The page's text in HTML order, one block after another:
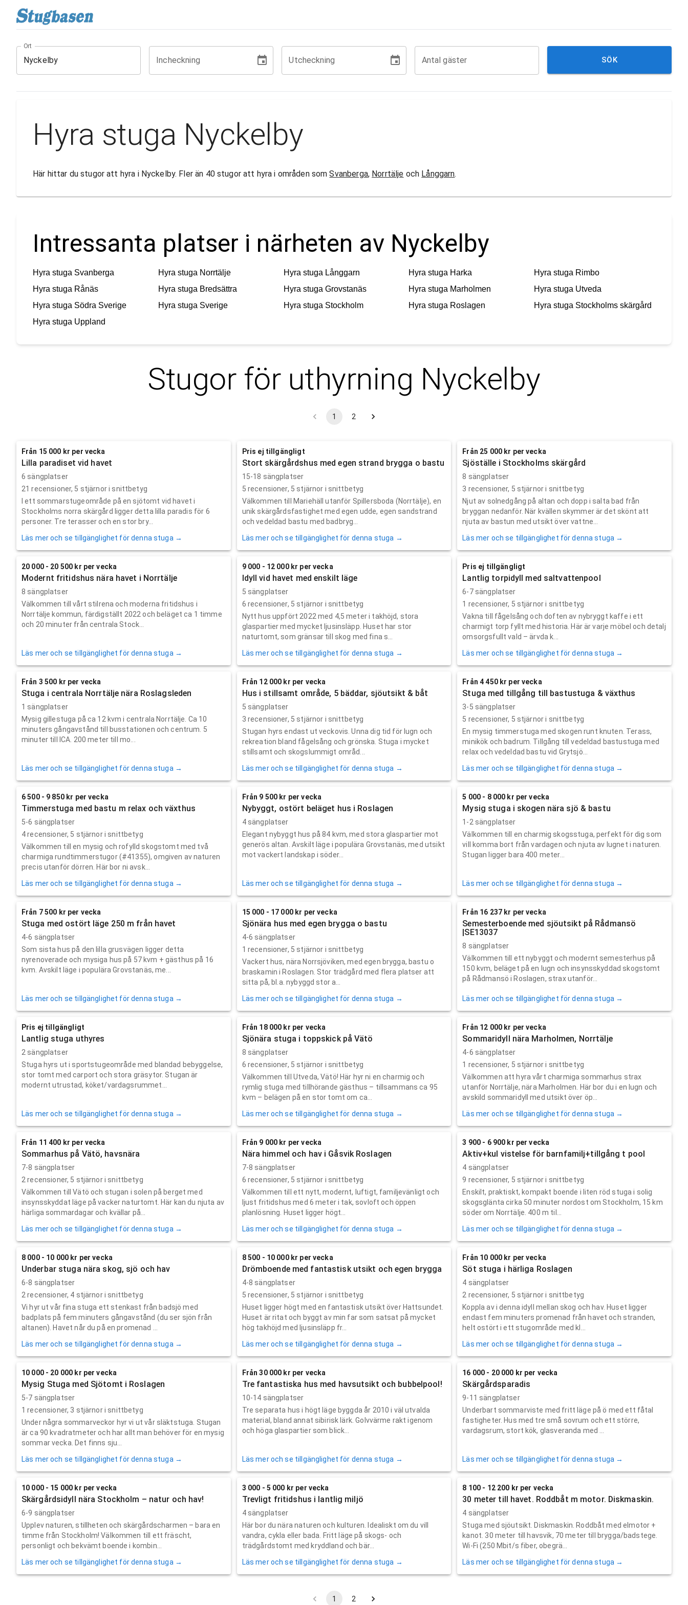
Ort
Incheckning Utcheckning Antal gäster SÖK
Hyra stuga Nyckelby
Här hittar du stugor att hyra i Nyckelby. Fler än 40 stugor att hyra i områden somSvanberga, Norrtälje och Långgarn.
Intressanta platser i närheten av Nyckelby
Hyra stuga Svanberga Hyra stuga Norrtälje Hyra stuga Långgarn Hyra stuga Harka Hyra stuga Rimbo
Hyra stuga Rånäs Hyra stuga Bredsättra Hyra stuga Grovstanäs Hyra stuga Marholmen Hyra stuga Utveda
Hyra stuga Södra Sverige Hyra stuga Sverige Hyra stuga Stockholm Hyra stuga Roslagen Hyra stuga Stockholms skärgård
Hyra stuga Uppland
Stugor för uthyrning Nyckelby
1 2
Från 15 000 kr per vecka
Lilla paradiset vid havet
6 sängplatser
21 recensioner, 5 stjärnor i snittbetyg
I ett sommarstugeområde på en sjötomt vid havet i
Stockholms norra skärgård ligger detta lilla paradis för 6
personer. Tre terasser och en stor bry...
Läs mer och se tillgänglighet för denna stuga →
Pris ej tillgängligt
Stort skärgårdshus med egen strand brygga o bastu
15-18 sängplatser
5 recensioner, 5 stjärnor i snittbetyg
Välkommen till Mariehäll utanför Spillersboda (Norrtälje), en
unik skärgårdsfastighet med egen udde, egen sandstrand
och vedeldad bastu med badbryg...
Läs mer och se tillgänglighet för denna stuga →
Från 25 000 kr per vecka
Sjöställe i Stockholms skärgård
8 sängplatser
3 recensioner, 5 stjärnor i snittbetyg
Njut av solnedgång på altan och dopp i salta bad från
bryggan nedanför. När kvällen skymmer är det skönt att
njuta av bastun med utsikt över vattne...
Läs mer och se tillgänglighet för denna stuga →
20 000 - 20 500 kr per vecka
Modernt fritidshus nära havet i Norrtälje
8 sängplatser
Välkommen till vårt stilrena och moderna fritidshus i
Norrtälje kommun, färdigställt 2022 och beläget ca 1 timme
och 20 minuter från centrala Stock...
Läs mer och se tillgänglighet för denna stuga →
9 000 - 12 000 kr per vecka
Idyll vid havet med enskilt läge
5 sängplatser
6 recensioner, 5 stjärnor i snittbetyg
Nytt hus uppfört 2022 med 4,5 meter i takhöjd, stora
glaspartier med mycket ljusinsläpp. Huset har stor
naturtomt, som gränsar till skog med fina s...
Läs mer och se tillgänglighet för denna stuga →
Pris ej tillgängligt
Lantlig torpidyll med saltvattenpool
6-7 sängplatser
1 recensioner, 5 stjärnor i snittbetyg
Vakna till fågelsång och doften av nybryggt kaffe i ett
charmigt torp fyllt med historia. Här är varje möbel och detalj
omsorgsfullt vald – ärvda k...
Läs mer och se tillgänglighet för denna stuga →
Från 3 500 kr per vecka
Stuga i centrala Norrtälje nära Roslagsleden
1 sängplatser
Mysig gillestuga på ca 12 kvm i centrala Norrtälje. Ca 10
minuters gångavstånd till busstationen och centrum. 5
minuter till ICA. 200 meter till mo...
Läs mer och se tillgänglighet för denna stuga →
Från 12 000 kr per vecka
Hus i stillsamt område, 5 bäddar, sjöutsikt & båt
5 sängplatser
3 recensioner, 5 stjärnor i snittbetyg
Stugan hyrs endast ut veckovis. Unna dig tid för lugn och
rekreation bland fågelsång och grönska. Stuga i mycket
stillsamt och skogslummigt områd...
Läs mer och se tillgänglighet för denna stuga →
Från 4 450 kr per vecka
Stuga med tillgång till bastustuga & växthus
3-5 sängplatser
5 recensioner, 5 stjärnor i snittbetyg
En mysig timmerstuga med skogen runt knuten. Terass,
minikök och badrum. Tillgång till vedeldad bastustuga med
relax och vedeldad bastu vid Grytsjö...
Läs mer och se tillgänglighet för denna stuga →
6 500 - 9 850 kr per vecka
Timmerstuga med bastu m relax och växthus
5-6 sängplatser
4recensioner, 5 stjärnor i snittbetyg
Välkommen till en mysig och rofylld skogstomt med två
charmiga rundtimmerstugor (#41355), omgiven av naturen
precis utanför dörren. Här bor ni avsk...
Läs mer och se tillgänglighet för denna stuga →
Från 9 500 kr per vecka
Nybyggt, ostört beläget hus i Roslagen
4 sängplatser
Elegant nybyggt hus på 84 kvm, med stora glaspartier mot
generös altan. Avskilt läge i populära Grovstanäs, med utsikt
mot vackert landskap i söder...
Läs mer och se tillgänglighet för denna stuga →
5 000 - 8 000 kr per vecka
Mysig stuga i skogen nära sjö & bastu
1-2 sängplatser
Välkommen till en charmig skogsstuga, perfekt för dig som
vill komma bort från vardagen och njuta av lugnet i naturen.
Stugan ligger bara 400 meter...
Läs mer och se tillgänglighet för denna stuga →
Från 7 500 kr per vecka
Stuga med ostört läge 250 m från havet
4-6 sängplatser
Som sista hus på den lilla grusvägen ligger detta
nyrenoverade och mysiga hus på 57 kvm + gästhus på 16
kvm. Avskilt läge i populära Grovstanäs, me...
Läs mer och se tillgänglighet för denna stuga →
15 000 - 17 000 kr per vecka
Sjönära hus med egen brygga o bastu
4-6 sängplatser
1 recensioner, 5 stjärnor i snittbetyg
Vackert hus, nära Norrsjöviken, med egen brygga, bastu o
braskamin i Roslagen. Stor trädgård med flera platser att
sitta på, bl.a. nybyggd stor a...
Läs mer och se tillgänglighet för denna stuga →
Från 16 237 kr per vecka
Semesterboende med sjöutsikt på Rådmansö
|SE13037
8 sängplatser
Välkommen till ett nybyggt och modernt semesterhus på
150 kvm, beläget på en lugn och insynsskyddad skogstomt
på Rådmansö i Roslagen, strax utanför...
Läs mer och se tillgänglighet för denna stuga →
Pris ej tillgängligt
Lantlig stuga uthyres
2 sängplatser
Stuga hyrs ut i sportstugeområde med blandad bebyggelse,
stor tomt med carport och stora gräsytor. Stugan är
modernt utrustad, köket/vardagsrummet...
Läs mer och se tillgänglighet för denna stuga →
Från 18 000 kr per vecka
Sjönära stuga i toppskick på Vätö
8 sängplatser
6 recensioner, 5 stjärnor i snittbetyg
Välkommen till Utveda, Vätö! Här hyr ni en charmig och
rymlig stuga med tillhörande gästhus – tillsammans ca 95
kvm – belägen på en stor tomt om ca...
Läs mer och se tillgänglighet för denna stuga →
Från 12 000 kr per vecka
Sommaridyll nära Marholmen, Norrtälje
4-6 sängplatser
1 recensioner, 5 stjärnor i snittbetyg
Välkommen att hyra vårt charmiga sommarhus strax
utanför Norrtälje, nära Marholmen. Här bor du i en lugn och
avskild sommaridyll med utsikt över öp...
Läs mer och se tillgänglighet för denna stuga →
Från 11 400 kr per vecka
Sommarhus på Vätö, havsnära
7-8 sängplatser
2 recensioner, 5 stjärnor i snittbetyg
Välkommen till Vätö och stugan i solen på berget med
insynsskyddat läge på vacker naturtomt. Här kan du njuta av
härliga sommardagar och kvällar på...
Läs mer och se tillgänglighet för denna stuga →
Från 9 000 kr per vecka
Nära himmel och hav i Gåsvik Roslagen
7-8 sängplatser
6 recensioner, 5 stjärnor i snittbetyg
Välkommen till ett nytt, modernt, luftigt, familjevänligt och
ljust fritidshus med 6 meter i tak, sovloft och öppen
planlösning. Huset ligger högt...
Läs mer och se tillgänglighet för denna stuga →
3 900 - 6 900 kr per vecka
Aktiv+kul vistelse för barnfamilj+tillgång t pool
4 sängplatser
9 recensioner, 5 stjärnor i snittbetyg
Enskilt, praktiskt, kompakt boende i liten röd stuga i solig
skogsglänta cirka 50 minuter nordost om Stockholm, 15 km
söder om Norrtälje. 400 m til...
Läs mer och se tillgänglighet för denna stuga →
8 000 - 10 000 kr per vecka
Underbar stuga nära skog, sjö och hav
6-8 sängplatser
2 recensioner, 4 stjärnor i snittbetyg
Vi hyr ut vår fina stuga ett stenkast från badsjö med
badplats på fem minuters gångavstånd (du ser sjön från
altanen). Havet når du på en promenad ...
Läs mer och se tillgänglighet för denna stuga →
8 500 - 10 000 kr per vecka
Drömboende med fantastisk utsikt och egen brygga
4-8 sängplatser
5 recensioner, 5 stjärnor i snittbetyg
Huset ligger högt med en fantastisk utsikt över Hattsundet.
Huset är ritat och byggt av min far som satsat på mycket
hög takhöjd med ljusinsläpp fr...
Läs mer och se tillgänglighet för denna stuga →
Från 10 000 kr per vecka
Söt stuga i härliga Roslagen
4 sängplatser
2 recensioner, 5 stjärnor i snittbetyg
Koppla av i denna idyll mellan skog och hav. Huset ligger
endast fem minuters promenad från havet och stranden,
helt ostört i ett stugområde med kl...
Läs mer och se tillgänglighet för denna stuga →
10 000 - 20 000 kr per vecka
Mysig Stuga med Sjötomt i Roslagen
5-7 sängplatser
1 recensioner, 3 stjärnor i snittbetyg
Under några sommarveckor hyr vi ut vår släktstuga. Stugan
är ca 90 kvadratmeter och har allt man behöver för en mysig
sommar vecka. Det finns sju...
Läs mer och se tillgänglighet för denna stuga →
Från 30 000 kr per vecka
Tre fantastiska hus med havsutsikt och bubbelpool!
10-14 sängplatser
Tre separata hus i högt läge byggda år 2010 i väl utvalda
material, bland annat sibirisk lärk. Golvvärme rakt igenom
och höga glaspartier som blick...
Läs mer och se tillgänglighet för denna stuga →
16 000 - 20 000 kr per vecka
Skärgårdsparadis
9-11 sängplatser
Underbart sommarviste med fritt läge på ö med ett fåtal
fastigheter. Hus med tre små sovrum och ett större,
vardagsrum, stort kök, glasveranda med ...
Läs mer och se tillgänglighet för denna stuga →
10 000 - 15 000 kr per vecka
Skärgårdsidyll nära Stockholm – natur och hav!
6-9 sängplatser
Upplev naturen, stillheten och skärgårdscharmen – bara en
timme från Stockholm! Välkommen till ett fräscht,
personligt och bekvämt boende i kombin...
Läs mer och se tillgänglighet för denna stuga →
3 000 - 5 000 kr per vecka
Trevligt fritidshus i lantlig miljö
4 sängplatser
Här bor du nära naturen och kulturen. Idealiskt om du vill
vandra, cykla eller bada. Fritt läge på skogs- och
trädgårdstomt med kryddland och bär...
Läs mer och se tillgänglighet för denna stuga →
8 100 - 12 200 kr per vecka
30 meter till havet. Roddbåt m motor. Diskmaskin.
4 sängplatser
Stuga med sjöutsikt. Diskmaskin. Roddbåt med elmotor +
kanot. 30 meter till havsvik, 70 meter till brygga/badstege.
Wi-Fi (250 Mbit/s fiber, obegrä...
Läs mer och se tillgänglighet för denna stuga →
1 2